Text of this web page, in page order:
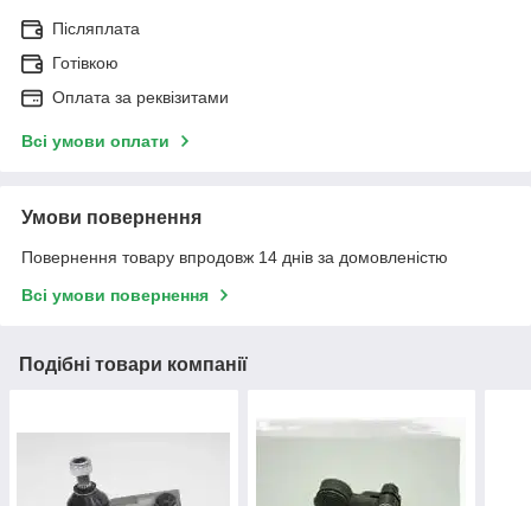
Післяплата
Готівкою
Оплата за реквізитами
Всі умови оплати
Умови повернення
Повернення товару впродовж 14 днів за домовленістю
Всі умови повернення
Подібні товари компанії